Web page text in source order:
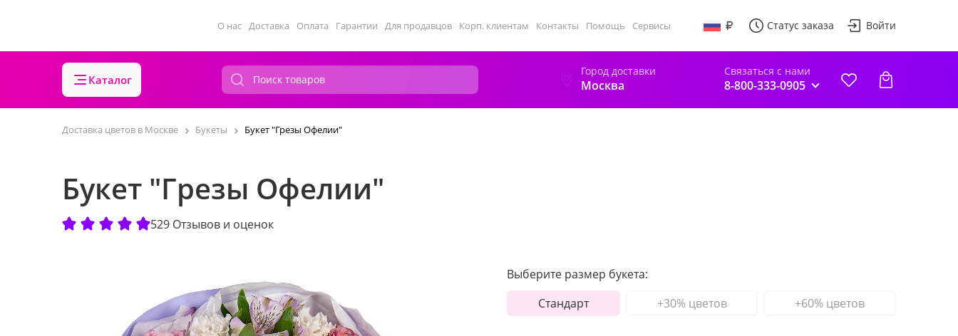
О нас Доставка Оплата Гарантии Для продавцов Корп. клиентам Контакты Помощь Сервисы Статус заказа Войти
Каталог
Город доставки
Москва
Связаться с нами
8-800-333-0905
Доставка цветов в Москве Букеты Букет "Грезы Офелии"
Букет "Грезы Офелии"
529 Отзывов и оценок
Выберите размер букета:
Стандарт
+30% цветов +60% цветов